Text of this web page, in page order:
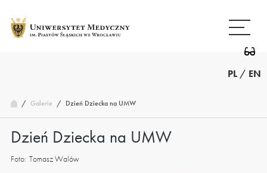
treści
strony
PL / EN
/ Galerie / Dzień Dziecka na UMW
Dzień Dziecka na UMW
Foto: Tomasz Walów